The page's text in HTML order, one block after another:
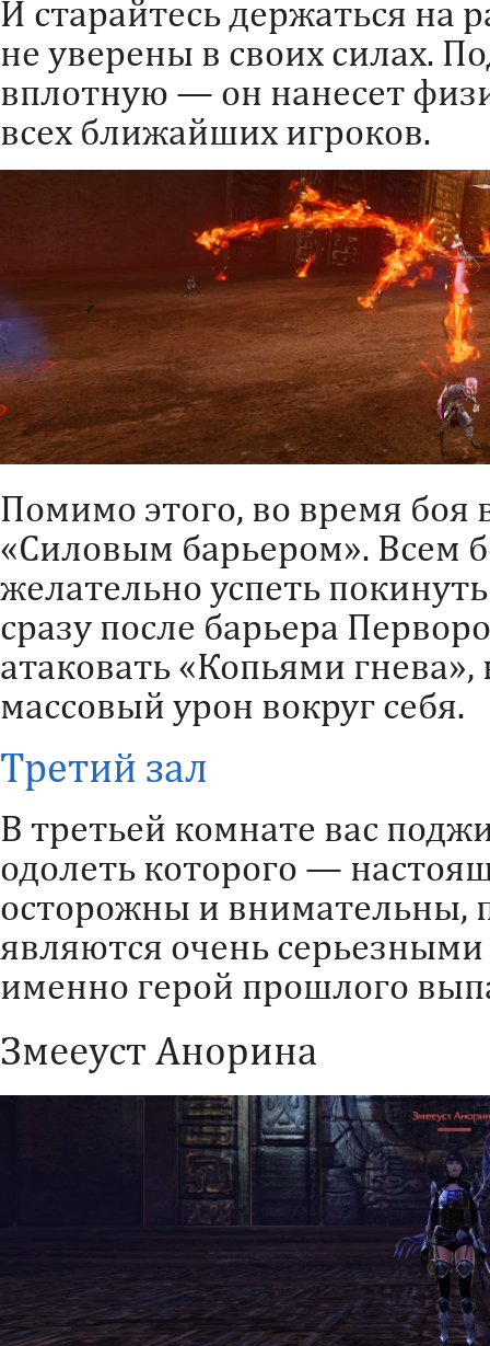
И старайтесь держаться на
не уверены в своих силах.
вплотную — он нанесет
всех ближайших игроков.
Помимо этого, во время боя
«Силовым барьером». Всем
желательно успеть
сразу после барьера
атаковать «Копьями
массовый урон вокруг себя.
Третий зал
В третьей комнате вас
одолеть которого —
осторожны и внимательны,
являются очень
именно герой прошлого
Змееуст Анорина